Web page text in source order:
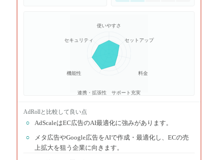
使いやすさ
セットアップ
料金
サポート充実
連携・拡張性
機能性
セキュリティ
AdRollと比較して良い点
○
AdScaleはEC広告のAI最適化に強みがあります。
○
メタ広告やGoogle広告をAIで作成・最適化し、ECの売
上拡大を狙う企業に向きます。